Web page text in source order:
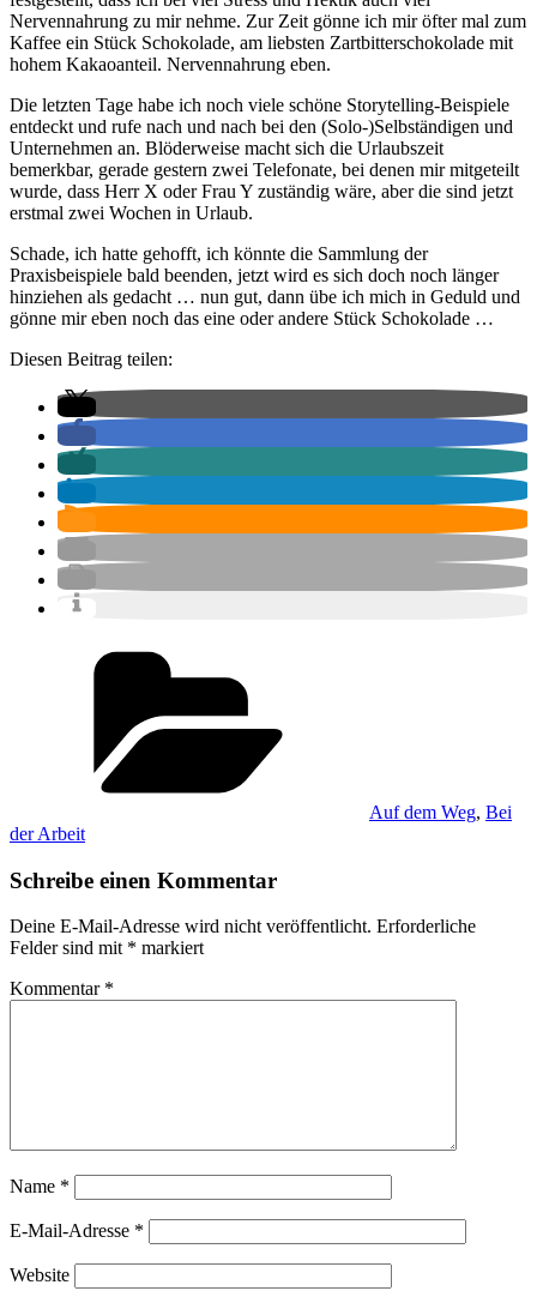
Nervennahrung zu mir nehme. Zur Zeit gönne ich mir öfter mal zum
Kaffee ein Stück Schokolade, am liebsten Zartbitterschokolade mit
hohem Kakaoanteil. Nervennahrung eben.
Die letzten Tage habe ich noch viele schöne Storytelling-Beispiele
entdeckt und rufe nach und nach bei den (Solo-)Selbständigen und
Unternehmen an. Blöderweise macht sich die Urlaubszeit
bemerkbar, gerade gestern zwei Telefonate, bei denen mir mitgeteilt
wurde, dass Herr X oder Frau Y zuständig wäre, aber die sind jetzt
erstmal zwei Wochen in Urlaub.
Schade, ich hatte gehofft, ich könnte die Sammlung der
Praxisbeispiele bald beenden, jetzt wird es sich doch noch länger
hinziehen als gedacht … nun gut, dann übe ich mich in Geduld und
gönne mir eben noch das eine oder andere Stück Schokolade …
Diesen Beitrag teilen:
Auf dem Weg, Bei
der Arbeit
Schreibe einen Kommentar
Deine E-Mail-Adresse wird nicht veröffentlicht. Erforderliche
Felder sind mit * markiert
Kommentar *
Name *
E-Mail-Adresse *
Website